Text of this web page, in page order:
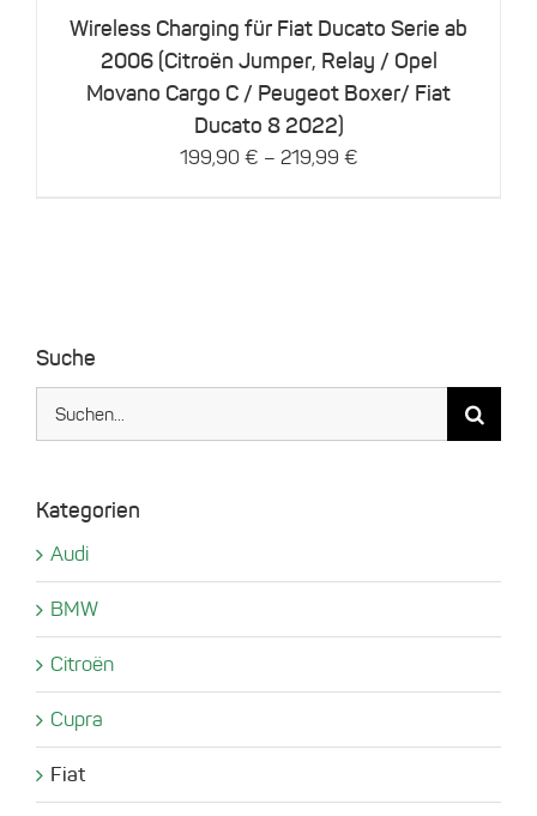
können
auf
der
Produktseite
gewählt
werden
Wireless Charging für Fiat Ducato Serie ab
2006 (Citroën Jumper, Relay / Opel
Movano Cargo C / Peugeot Boxer/ Fiat
Ducato 8 2022)
199,90 € – 219,99 €
Suche
Kategorien
Audi
BMW
Citroën
Cupra
Fiat